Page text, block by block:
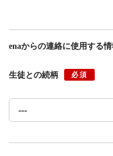
enaからの連絡に使用する
生徒との続柄 必須